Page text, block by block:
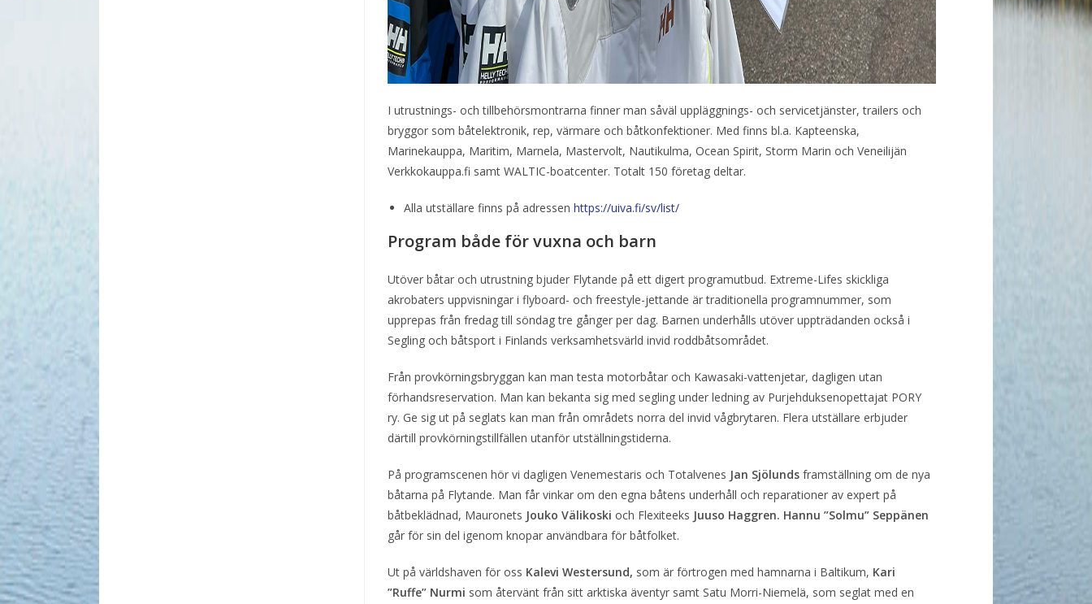
I utrustnings- och tillbehörsmontrarna finner man såväl uppläggnings- och servicetjänster, trailers och
bryggor som båtelektronik, rep, värmare och båtkonfektioner. Med finns bl.a. Kapteenska,
Marinekauppa, Maritim, Marnela, Mastervolt, Nautikulma, Ocean Spirit, Storm Marin och Veneilijän
Verkkokauppa.fi samt WALTIC-boatcenter. Totalt 150 företag deltar.
Alla utställare finns på adressen https://uiva.fi/sv/list/
Program både för vuxna och barn
Utöver båtar och utrustning bjuder Flytande på ett digert programutbud. Extreme-Lifes skickliga
akrobaters uppvisningar i flyboard- och freestyle-jettande är traditionella programnummer, som
upprepas från fredag till söndag tre gånger per dag. Barnen underhålls utöver uppträdanden också i
Segling och båtsport i Finlands verksamhetsvärld invid roddbåtsområdet.
Från provkörningsbryggan kan man testa motorbåtar och Kawasaki-vattenjetar, dagligen utan
förhandsreservation. Man kan bekanta sig med segling under ledning av Purjehduksenopettajat PORY
ry. Ge sig ut på seglats kan man från områdets norra del invid vågbrytaren. Flera utställare erbjuder
därtill provkörningstillfällen utanför utställningstiderna.
På programscenen hör vi dagligen Venemestaris och Totalvenes Jan Sjölundsframställning om de nya
båtarna på Flytande. Man får vinkar om den egna båtens underhåll och reparationer av expert på
båtbeklädnad, Mauronets Jouko Välikoski och Flexiteeks Juuso Haggren. Hannu ”Solmu” Seppänen
går för sin del igenom knopar användbara för båtfolket.
Ut på världshaven för oss Kalevi Westersund, som är förtrogen med hamnarna i Baltikum, Kari
”Ruffe” Nurmi som återvänt från sitt arktiska äventyr samt Satu Morri-Niemelä, som seglat med en